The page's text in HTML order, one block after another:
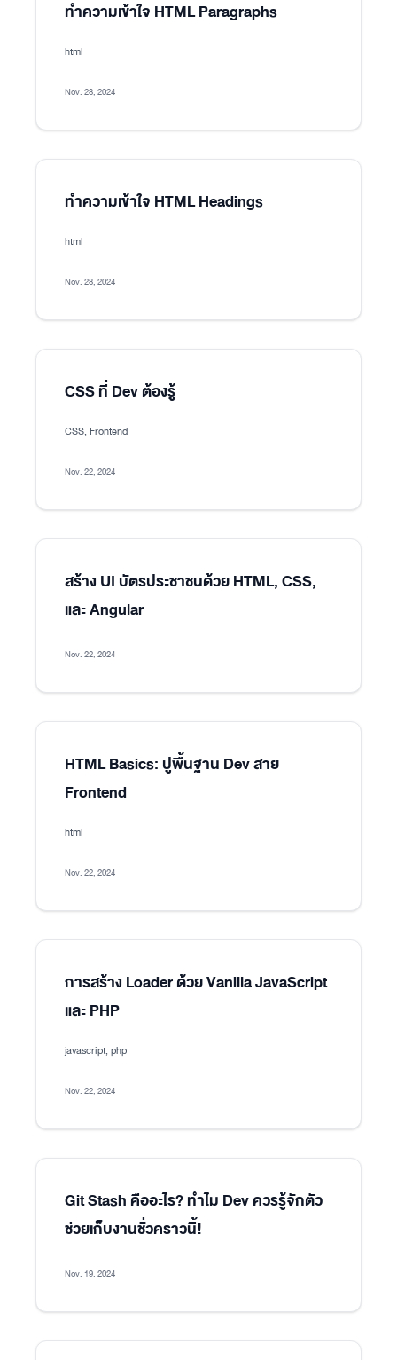
ทำความเข้าใจ HTML Paragraphs
html
Nov. 23, 2024
ทำความเข้าใจ HTML Headings
html
Nov. 23, 2024
CSS ที่ Dev ต้องรู้
CSS, Frontend
Nov. 22, 2024
สร้าง UI บัตรประชาชนด้วย HTML, CSS,
และ Angular
Nov. 22, 2024
HTML Basics: ปูพื้นฐาน Dev สาย
Frontend
html
Nov. 22, 2024
การสร้าง Loader ด้วย Vanilla JavaScript
และ PHP
javascript, php
Nov. 22, 2024
Git Stash คืออะไร? ทำไม Dev ควรรู้จักตัว
ช่วยเก็บงานชั่วคราวนี้!
Nov. 19, 2024